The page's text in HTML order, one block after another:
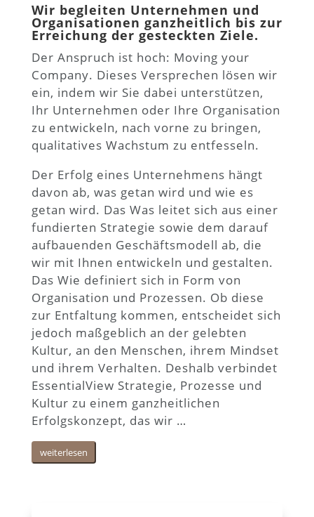
Wir begleiten Unternehmen und
Organisationen ganzheitlich bis zur
Erreichung der gesteckten Ziele.
Der Anspruch ist hoch: Moving your
Company. Dieses Versprechen lösen wir
ein, indem wir Sie dabei unterstützen,
Ihr Unternehmen oder Ihre Organisation
zu entwickeln, nach vorne zu bringen,
qualitatives Wachstum zu entfesseln.
Der Erfolg eines Unternehmens hängt
davon ab, was getan wird und wie es
getan wird. Das Was leitet sich aus einer
fundierten Strategie sowie dem darauf
aufbauenden Geschäftsmodell ab, die
wir mit Ihnen entwickeln und gestalten.
Das Wie definiert sich in Form von
Organisation und Prozessen. Ob diese
zur Entfaltung kommen, entscheidet sich
jedoch maßgeblich an der gelebten
Kultur, an den Menschen, ihrem Mindset
und ihrem Verhalten. Deshalb verbindet
EssentialView Strategie, Prozesse und
Kultur zu einem ganzheitlichen
Erfolgskonzept, das wir …
weiterlesen